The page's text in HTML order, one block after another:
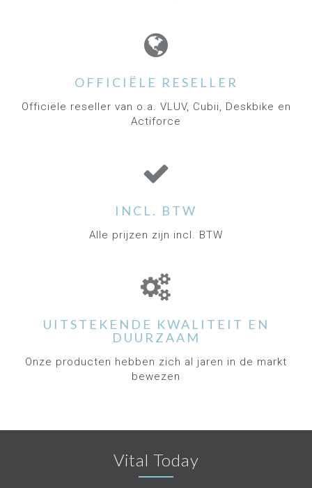
OFFICIËLE RESELLER
Officiële reseller van o.a. VLUV, Cubii, Deskbike en
Actiforce
INCL. BTW
Alle prijzen zijn incl. BTW
UITSTEKENDE KWALITEIT EN
DUURZAAM
Onze producten hebben zich al jaren in de markt
bewezen
Vital Today